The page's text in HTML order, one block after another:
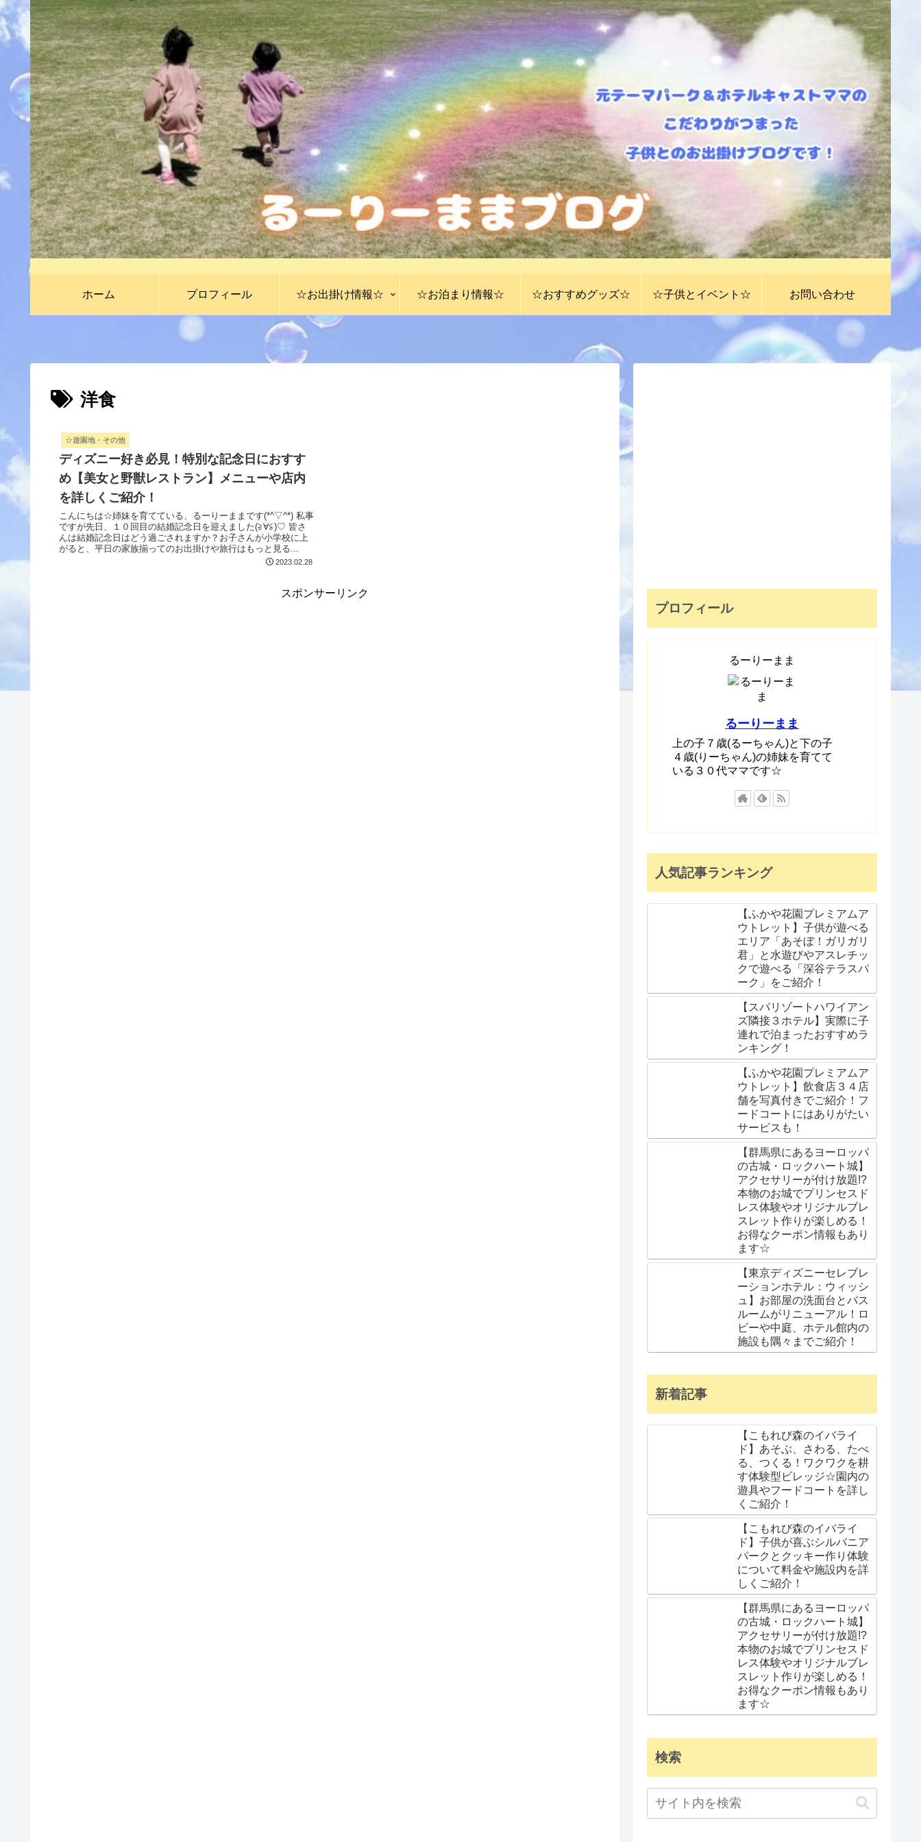
ホーム プロフィール ☆お出掛け情報☆ ☆お泊まり情報☆ ☆おすすめグッズ☆ ☆子供とイベント☆ お問い合わせ
洋食
☆遊園地・その他
ディズニー好き必見！特別な記念日におすす
め【美女と野獣レストラン】メニューや店内
を詳しくご紹介！
こんにちは☆姉妹を育てている、るーりーままです(*^▽^*) 私事
ですが先日、１０回目の結婚記念日を迎えました(≧∀≦)♡ 皆さ
んは結婚記念日はどう過ごされますか？お子さんが小学校に上
がると、平日の家族揃ってのお出掛けや旅行はもっと見る...
2023.02.28
スポンサーリンク
プロフィール
るーりーまま
るーりーまま
上の子７歳(るーちゃん)と下の子
４歳(りーちゃん)の姉妹を育てて
いる３０代ママです☆
人気記事ランキング
【ふかや花園プレミアムア
ウトレット】子供が遊べる
エリア「あそぼ！ガリガリ
君」と水遊びやアスレチッ
クで遊べる「深谷テラスパ
ーク」をご紹介！
【スパリゾートハワイアン
ズ隣接３ホテル】実際に子
連れで泊まったおすすめラ
ンキング！
【ふかや花園プレミアムア
ウトレット】飲食店３４店
舗を写真付きでご紹介！フ
ードコートにはありがたい
サービスも！
【群馬県にあるヨーロッパ
の古城・ロックハート城】
アクセサリーが付け放題!?
本物のお城でプリンセスド
レス体験やオリジナルブレ
スレット作りが楽しめる！
お得なクーポン情報もあり
ます☆
【東京ディズニーセレブレ
ーションホテル：ウィッシ
ュ】お部屋の洗面台とバス
ルームがリニューアル！ロ
ビーや中庭、ホテル館内の
施設も隅々までご紹介！
新着記事
【こもれび森のイバライ
ド】あそぶ、さわる、たべ
る、つくる！ワクワクを耕
す体験型ビレッジ☆園内の
遊具やフードコートを詳し
くご紹介！
【こもれび森のイバライ
ド】子供が喜ぶシルバニア
パークとクッキー作り体験
について料金や施設内を詳
しくご紹介！
【群馬県にあるヨーロッパ
の古城・ロックハート城】
アクセサリーが付け放題!?
本物のお城でプリンセスド
レス体験やオリジナルブレ
スレット作りが楽しめる！
お得なクーポン情報もあり
ます☆
検索